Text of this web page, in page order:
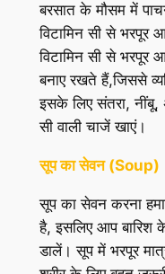
बरसात के मौसम में
विटामिन सी से भरपूर
विटामिन सी से भरपूर
बनाए रखते हैं,जिससे
इसके लिए संतरा, नींबू,
सी वाली चाजें खाएं।
सूप का सेवन (Soup)
सूप का सेवन करना
है, इसलिए आप बारिश
डालें। सूप में भरपूर